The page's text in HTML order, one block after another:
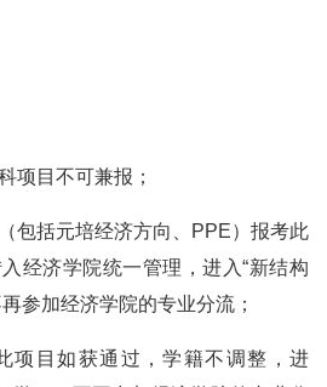
项目不可兼报；
包括元培经济方向、PPE）报考此
经济学院统一管理，进入“新结构
参加经济学院的专业分流；
项目如获通过，学籍不调整，进